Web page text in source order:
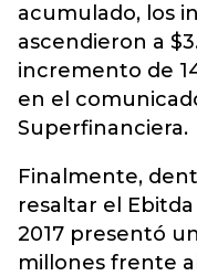
acumulado, los
ascendieron a
incremento de
en el
Superfinanciera.
Finalmente,
resaltar el
2017 presentó
millones frente